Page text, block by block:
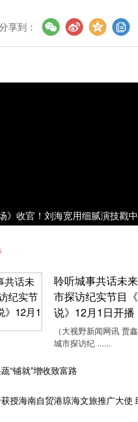
享到：
聆听城事共话未
市探访纪实节目
说》12月1日开播
（大视野新闻网讯 贾
城市探访纪 ......
“铺就”增收致富路
授海南自贸港琼海文旅推广大使